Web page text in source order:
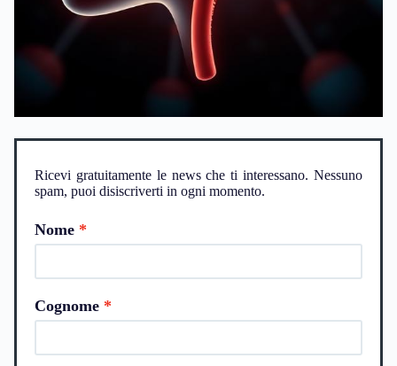
Ricevi gratuitamente le news che ti interessano. Nessuno
spam, puoi disiscriverti in ogni momento.
Nome
Cognome